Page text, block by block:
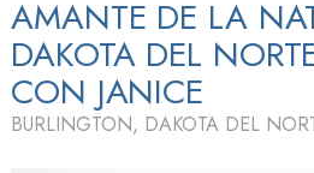
AMANTE DE LA
DAKOTA DEL
CON JANICE
BURLINGTON, DAKOTA DEL